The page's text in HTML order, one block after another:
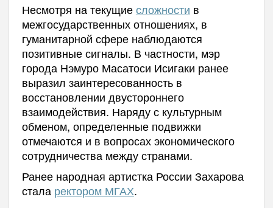
Несмотря на текущиесложности в
межгосударственных отношениях, в
гуманитарной сфере наблюдаются
позитивные сигналы. В частности, мэр
города Нэмуро Масатоси Исигаки ранее
выразил заинтересованность в
восстановлении двустороннего
взаимодействия. Наряду с культурным
обменом, определенные подвижки
отмечаются и в вопросах экономического
сотрудничества между странами.
Ранее народная артистка России Захарова
стала ректором МГАХ.